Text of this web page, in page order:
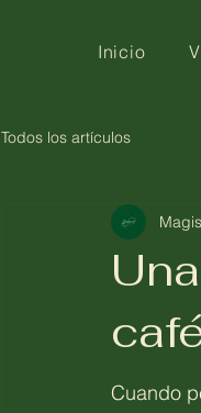
Inicio
Todos los artículos
Cuando